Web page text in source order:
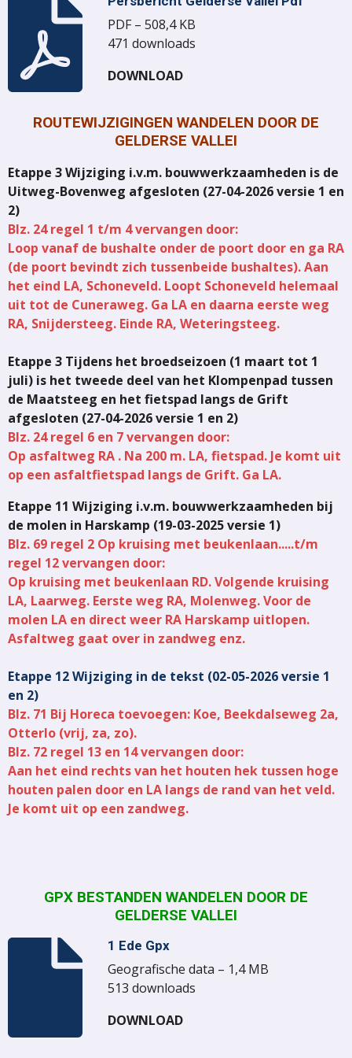
PDF – 508,4 KB
471 downloads
DOWNLOAD
ROUTEWIJZIGINGEN WANDELEN DOOR DE
GELDERSE VALLEI
Etappe 3 Wijziging i.v.m. bouwwerkzaamheden is de
Uitweg-Bovenweg afgesloten (27-04-2026 versie 1 en
2)
Blz. 24 regel 1 t/m 4 vervangen door:
Loop vanaf de bushalte onder de poort door en ga RA
(de poort bevindt zich tussenbeide bushaltes). Aan
het eind LA, Schoneveld. Loopt Schoneveld helemaal
uit tot de Cuneraweg. Ga LA en daarna eerste weg
RA, Snijdersteeg. Einde RA, Weteringsteeg.
Etappe 3 Tijdens het broedseizoen (1 maart tot 1
juli) is het tweede deel van het Klompenpad tussen
de Maatsteeg en het fietspad langs de Grift
afgesloten (27-04-2026 versie 1 en 2)
Blz. 24 regel 6 en 7 vervangen door:
Op asfaltweg RA . Na 200 m. LA, fietspad. Je komt uit
op een asfaltfietspad langs de Grift. Ga LA.
Etappe 11 Wijziging i.v.m. bouwwerkzaamheden bij
de molen in Harskamp (19-03-2025 versie 1)
Blz. 69 regel 2 Op kruising met beukenlaan.....t/m
regel 12 vervangen door:
Op kruising met beukenlaan RD. Volgende kruising
LA, Laarweg. Eerste weg RA, Molenweg. Voor de
molen LA en direct weer RA Harskamp uitlopen.
Asfaltweg gaat over in zandweg enz.
Etappe 12 Wijziging in de tekst (02-05-2026 versie 1
en 2)
Blz. 71 Bij Horeca toevoegen: Koe, Beekdalseweg 2a,
Otterlo (vrij, za, zo).
Blz. 72 regel 13 en 14 vervangen door:
Aan het eind rechts van het houten hek tussen hoge
houten palen door en LA langs de rand van het veld.
Je komt uit op een zandweg.
GPX BESTANDEN WANDELEN DOOR DE
GELDERSE VALLEI
1 Ede Gpx
Geografische data – 1,4 MB
513 downloads
DOWNLOAD